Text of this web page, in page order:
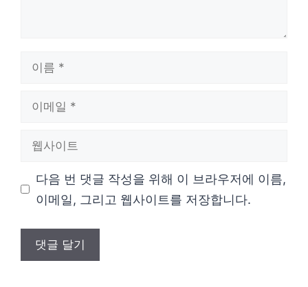
다음 번 댓글 작성을 위해 이 브라우저에 이름,
이메일, 그리고 웹사이트를 저장합니다.